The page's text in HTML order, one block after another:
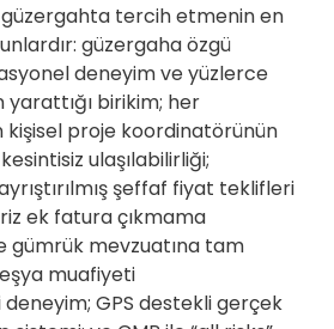
güzergahta tercih etmenin en
güzergaha özgü
deneyim ve yüzlerce
yarattığı birikim; her
proje koordinatörünün
ulaşılabilirliği;
şeffaf fiyat teklifleri
ek fatura çıkmama
gümrük mevzuatına tam
muafiyeti
GPS destekli gerçek